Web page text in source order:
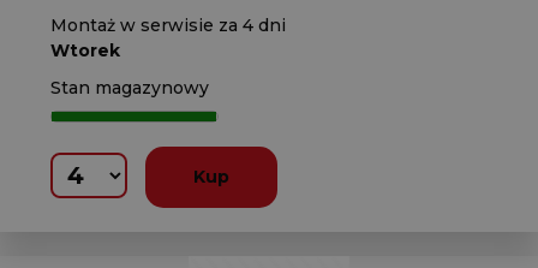
Montaż w serwisie za 4 dni
Wtorek
Stan magazynowy
Kup